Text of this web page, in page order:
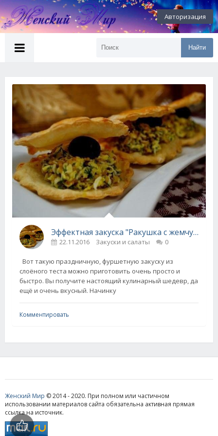
Авторизация
Найти
Эффектная закуска "Ракушка с жемчужиной"
22.11.2016 Закуски и салаты 0
Вот такую праздничную, фуршетную закуску из
слоёного теста можно приготовить очень просто и
быстро. Вы получите настоящий кулинарный шедевр, да
ещё и очень вкусный. Начинку
Комментировать
Женский Мир © 2014 - 2020. При полном или частичном
использовании материалов сайта обязательна активная прямая
ссылка на источник.